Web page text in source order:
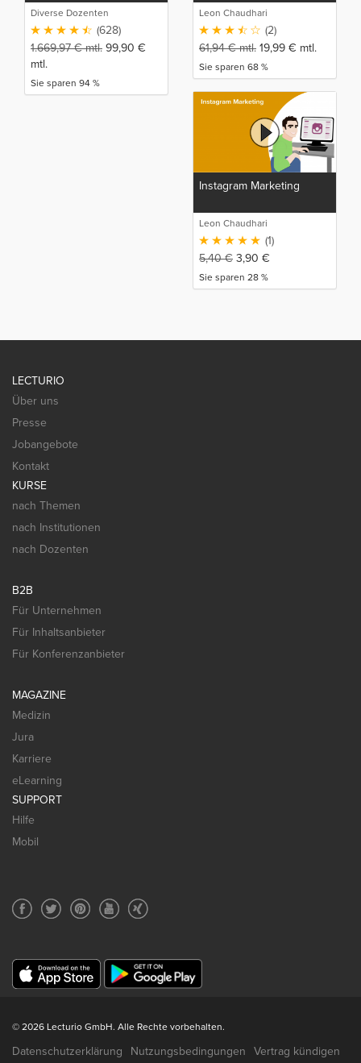
Diverse Dozenten
(628)
1.669,97€mtl. 99,90 €
mtl.
Sie sparen 94 %
Marketing, Sales Funnel
und SEO Kurs
Leon Chaudhari
(2)
61,94€mtl. 19,99 € mtl.
Sie sparen 68 %
Instagram Marketing
Leon Chaudhari
(1)
5,40€ 3,90 €
Sie sparen 28 %
LECTURIO
Über uns
Presse
Jobangebote
Kontakt
KURSE
nach Themen
nach Institutionen
nach Dozenten
B2B
Für Unternehmen
Für Inhaltsanbieter
Für Konferenzanbieter
MAGAZINE
Medizin
Jura
Karriere
eLearning
SUPPORT
Hilfe
Mobil
© 2026 Lecturio GmbH. Alle Rechte vorbehalten.
Datenschutzerklärung Nutzungsbedingungen
Vertrag kündigen